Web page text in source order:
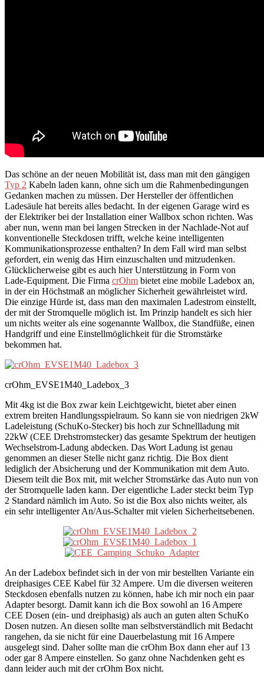
Das schöne an der neuen Mobilität ist, dass man mit den gängigen
Typ 2 Kabeln laden kann, ohne sich um die Rahmenbedingungen
Gedanken machen zu müssen. Der Hersteller der öffentlichen
Ladesäule hat bereits alles bedacht. In der eigenen Garage wird es
der Elektriker bei der Installation einer Wallbox schon richten. Was
aber nun, wenn man bei langen Strecken in der Nachlade-Not auf
konventionelle Steckdosen trifft, welche keine intelligenten
Kommunikationsprozesse enthalten? In dem Fall wird man selbst
gefordert, ein wenig das Hirn einzuschalten und mitzudenken.
Glücklicherweise gibt es auch hier Unterstützung in Form von
Lade-Equipment. Die Firma crOhm bietet eine mobile Ladebox an,
in der ein Höchstmaß an möglicher Sicherheit gewährleistet wird.
Die einzige Hürde ist, dass man den maximalen Ladestrom einstellt,
der mit der Stromquelle möglich ist. Im Prinzip handelt es sich hier
um nichts weiter als eine sogenannte Wallbox, die Standfüße, einen
Handgriff und eine Einstellmöglichkeit für die Stromstärke
bekommen hat.
crOhm_EVSE1M40_Ladebox_3
Mit 4kg ist die Box zwar kein Leichtgewicht, bietet aber einen
extrem breiten Handlungsspielraum. So kann sie von niedrigen 2kW
Ladeleistung (SchuKo-Stecker) bis hoch zur Schnellladung mit
22kW (CEE Drehstromstecker) das gesamte Spektrum der heutigen
Wechselstrom-Ladung abdecken. Das Wort Ladung ist genau
genommen an dieser Stelle nicht ganz richtig. Die Box dient
lediglich der Absicherung und der Kommunikation mit dem Auto.
Diesem teilt die Box mit, mit welcher Stromstärke das Auto nun von
der Stromquelle laden kann. Der eigentliche Lader steckt beim Typ
2 Standard nämlich im Auto. So ist die Box also nichts weiter, als
ein sehr intelligenter An/Aus-Schalter mit vielen Sicherheitsebenen.
An der Ladebox befindet sich in der von mir bestellten Variante ein
dreiphasiges CEE Kabel für 32 Ampere. Um die diversen weiteren
Steckdosen ebenfalls nutzen zu können, habe ich mir noch ein paar
Adapter besorgt. Damit kann ich die Box sowohl an 16 Ampere
CEE Dosen (ein- und dreiphasig) als auch an guten alten SchuKo
Dosen nutzen. An diesen sollte man selbstverständlich mit Bedacht
rangehen, da sie nicht für eine Dauerbelastung mit 16 Ampere
ausgelegt sind. Daher sollte man die crOhm Box dann eher auf 13
oder gar 8 Ampere einstellen. So ganz ohne Nachdenken geht es
dann leider auch mit der crOhm Box nicht.